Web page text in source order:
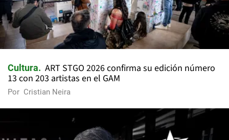
Cultura
ART STGO 2026 confirma su edición número
13 con 203 artistas en el GAM
Por Cristian Neira